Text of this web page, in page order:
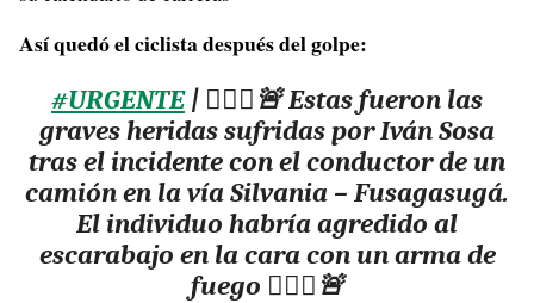
Así quedó el ciclista después del golpe:
#URGENTE| 🚴🏻‍♂️🚨 Estas fueron las
graves heridas sufridas por Iván Sosa
tras el incidente con el conductor de un
camión en la vía Silvania – Fusagasugá.
El individuo habría agredido al
escarabajo en la cara con un arma de
fuego 🚴🏻‍♂️🚨